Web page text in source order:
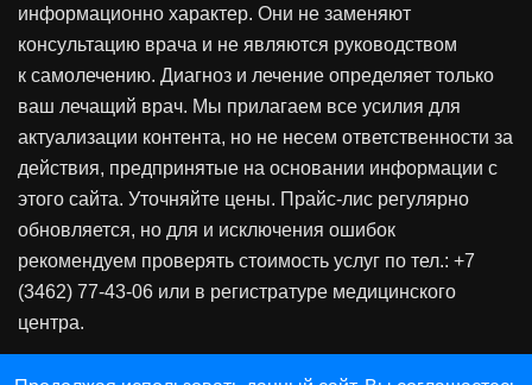
информационно характер. Они не заменяют
консультацию врача и не являются руководством
к самолечению. Диагноз и лечение определяет только
ваш лечащий врач. Мы прилагаем все усилия для
актуализации контента, но не несем ответственности за
действия, предпринятые на основании информации с
этого сайта. Уточняйте цены. Прайс-лис регулярно
обновляется, но для и исключения ошибок
рекомендуем проверять стоимость услуг по тел.: +7
(3462) 77-43-06 или в регистратуре медицинского
центра.